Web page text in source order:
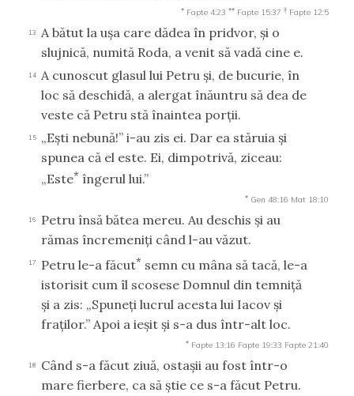
* Fapte 4:23 ** Fapte 15:37 † Fapte 12:5
13
A bătut la uşa care dădea în pridvor, şi o
slujnică, numită Roda, a venit să vadă cine e.
14
A cunoscut glasul lui Petru şi, de bucurie, în
loc să deschidă, a alergat înăuntru să dea de
veste că Petru stă înaintea porţii.
15
„Eşti nebună!” i-au zis ei. Dar ea stăruia şi
spunea că el este. Ei, dimpotrivă, ziceau:
„Este* îngerul lui.”
* Gen 48:16 Mat 18:10
16
Petru însă bătea mereu. Au deschis şi au
rămas încremeniţi când l-au văzut.
17 Petru le-a făcut* semn cu mâna să tacă, le-a
istorisit cum îl scosese Domnul din temniţă
şi a zis: „Spuneţi lucrul acesta lui Iacov şi
fraţilor.” Apoi a ieşit şi s-a dus într-alt loc.
* Fapte 13:16 Fapte 19:33 Fapte 21:40
18
Când s-a făcut ziuă, ostaşii au fost într-o
mare fierbere, ca să ştie ce s-a făcut Petru.